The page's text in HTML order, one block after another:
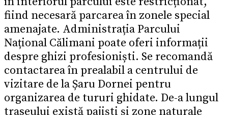
fiind necesară parcarea în zonele special
amenajate. Administrația Parcului
Național Călimani poate oferi informații
despre ghizi profesioniști. Se recomandă
contactarea în prealabil a centrului de
vizitare de la Șaru Dornei pentru
organizarea de tururi ghidate. De-a lungul
traseului există pajiști și zone naturale